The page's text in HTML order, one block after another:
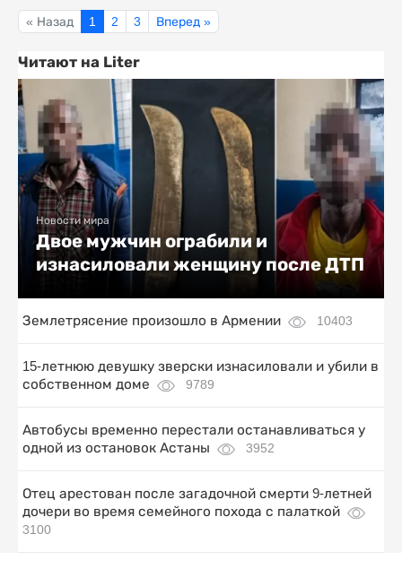
« Назад 1 2 3 Вперед »
Читают на Liter
Новости мира
Двое мужчин ограбили и
изнасиловали женщину после ДТП
Землетрясение произошло в Армении 10403
15-летнюю девушку зверски изнасиловали и убили в
собственном доме
9789
Автобусы временно перестали останавливаться у
одной из остановок Астаны
3952
Отец арестован после загадочной смерти 9-летней
дочери во время семейного похода с палаткой
3100